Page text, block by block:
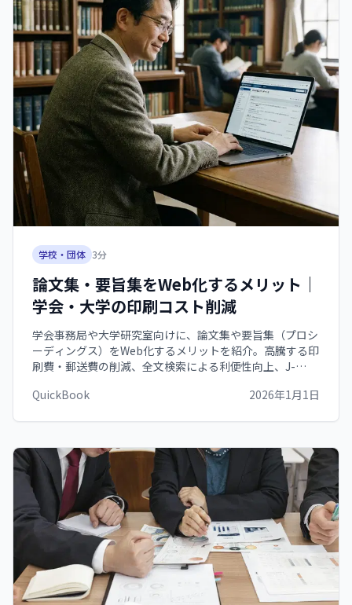
学校・団体 3分
論文集・要旨集をWeb化するメリット｜
学会・大学の印刷コスト削減
学会事務局や大学研究室向けに、論文集や要旨集（プロシ
ーディングス）をWeb化するメリットを紹介。高騰する印
刷費・郵送費の削減、全文検索による利便性向上、J-
QuickBook
2026年1月1日